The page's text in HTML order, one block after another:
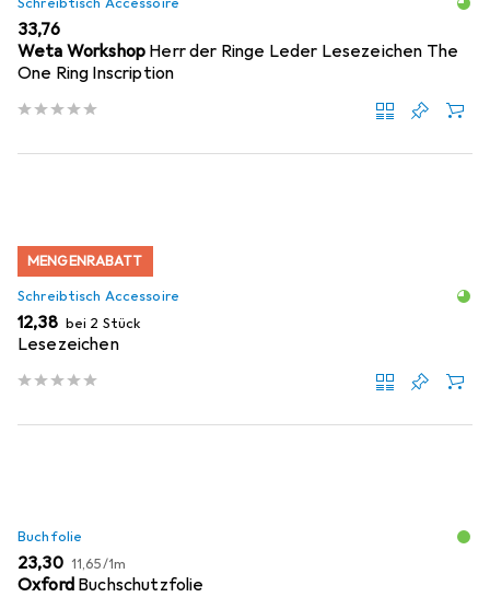
EUR
33,76
Weta Workshop Herr der Ringe Leder Lesezeichen The
One Ring Inscription
MENGENRABATT
Schreibtisch Accessoire
EUR
12,38 bei 2 Stück
Lesezeichen
Buchfolie
EUR
23,30 EUR
11,65/1m
Oxford Buchschutzfolie